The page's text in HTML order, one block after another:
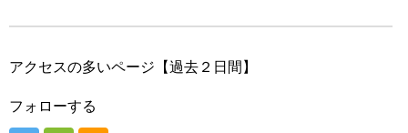
アクセスの多いページ【過去２日間】
フォローする